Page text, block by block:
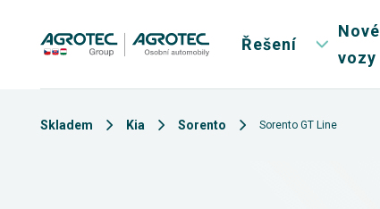
Řešení
Nové
vozy
Skladem Kia Sorento Sorento GT Line